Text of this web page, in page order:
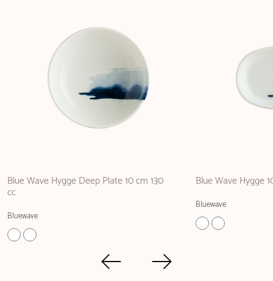
Blue Wave Hygge Deep Plate 10 cm 130
cc
Bluewave
Blue Wave Hygge
Bluewave